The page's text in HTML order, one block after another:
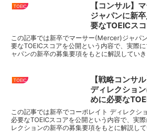
TOEIC
【コンサル】
ジャパンに新
要なTOEICス
この記事では新卒でマーサー(Mercer)ジャパ
要なTOEICスコアを公開という内容で、実際
ャパンの新卒の募集要項をもとに解説してい
TOEIC
【戦略コンサ
ディレクショ
めに必要な
この記事では新卒でコーポレイト ディレクシ
必要なTOEICスコアを公開という内容で、実
レクションの新卒の募集要項をもとに解説し